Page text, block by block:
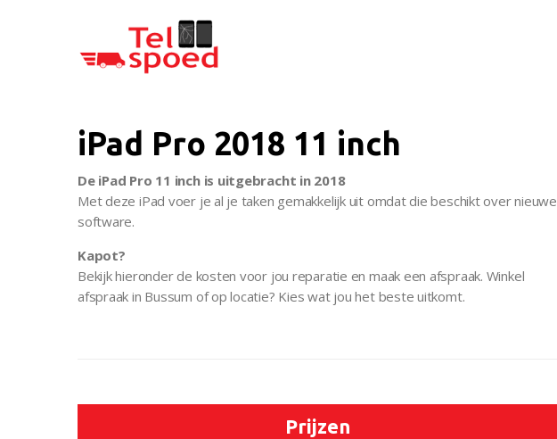
iPad Pro 2018 11 inch
De iPad Pro 11 inch is uitgebracht in 2018
Met deze iPad voer je al je taken gemakkelijk uit omdat die beschikt over nieuwe
software.
Kapot?
Bekijk hieronder de kosten voor jou reparatie en maak een afspraak. Winkel
afspraak in Bussum of op locatie? Kies wat jou het beste uitkomt.
Prijzen